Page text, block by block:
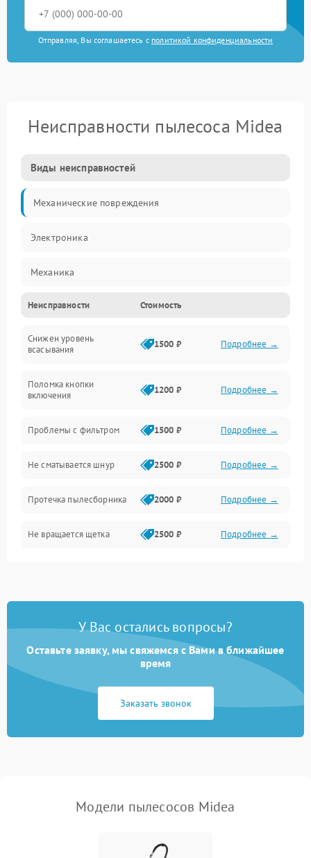
Отправляя, Вы соглашаетесь с политикой конфиденциальности
Неисправности пылесоса Midea
Виды неисправностей
Механические повреждения
Электроника
Механика
Электропитание
Всасывание
Неисправности Стоимость
Снижен уровень
всасывания
1500 ₽ Подробнее →
Поломка кнопки
включения
1200 ₽ Подробнее →
Проблемы с фильтром 1500 ₽ Подробнее →
Не сматывается шнур 2500 ₽ Подробнее →
Протечка пылесборника 2000 ₽ Подробнее →
Не вращается щетка 2500 ₽ Подробнее →
Поломка контейнера для
Плохая уборка шерсти
2400 ₽ Подробнее →
У Вас остались вопросы?
Оставьте заявку, мы свяжемся с Вами в ближайшее
время
Заказать звонок
Модели пылесосов Midea